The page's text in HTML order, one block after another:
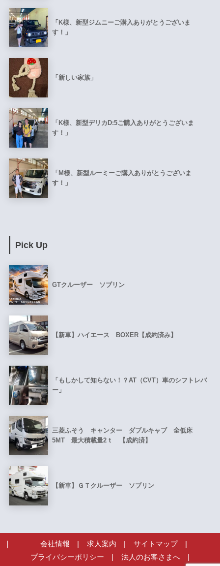
「K様、新型ジムニーご購入ありがとうございま
す！」
「新しい家族」
「K様、新型デリカD:5ご購入ありがとうございま
す！」
「M様、新型ルーミーご購入ありがとうございま
す！」
Pick Up
GTクルーザー ソブリン
【新車】ハイエース BOXER【成約済み】
「もしかして知らない！？AT（CVT）車のシフトレバ
ー」
三菱ふそう キャンター ダブルキャブ 全低床
5MT 最大積載量2ｔ 【成約済】
【新車】ＧＴクルーザー ソブリン
会社情報 | 求人案内 | サイトマップ|
プライバシーポリシー | 法人のお客さまへ |